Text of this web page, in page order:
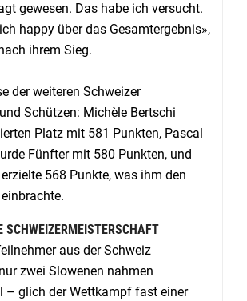
gewesen. Das habe ich versucht.
happy über das Gesamtergebnis»,
ihrem Sieg.
der weiteren Schweizer
Schützen: Michèle Bertschi
Platz mit 581 Punkten, Pascal
Fünfter mit 580 Punkten, und
568 Punkte, was ihm den
SCHWEIZERMEISTERSCHAFT
aus der Schweiz
zwei Slowenen nahmen
– glich der Wettkampf fast einer